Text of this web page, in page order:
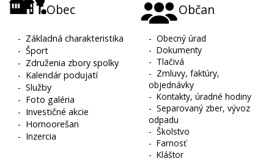
Obec
- Základná charakteristika
-Šport
- Združenia zbory spolky
- Kalendár podujatí
-Služby
- Foto galéria
- Investičné akcie
- Hornoorešan
- Inzercia
Občan
-Obecný úrad
-Dokumenty
- Tlačivá
- Zmluvy, faktúry,
objednávky
-Kontakty, úradné hodiny
-Separovaný zber, vývoz
odpadu
-Školstvo
-Farnosť
-Kláštor